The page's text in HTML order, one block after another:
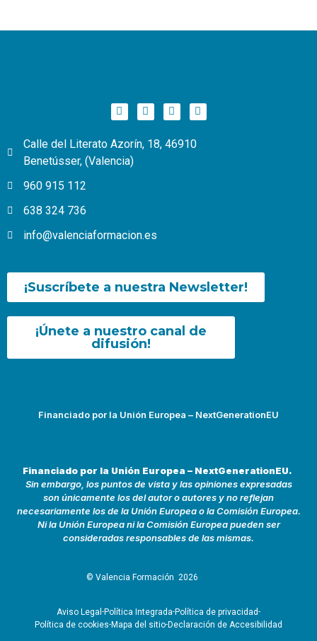
Calle del Literato Azorín, 18, 46910
Benetússer, (Valencia)
960 915 112
638 324 736
info@valenciaformacion.es
¡Suscríbete a nuestra Newsletter!
¡Únete a nuestro canal de
difusión!
Financiado por la Unión Europea – NextGenerationEU
Financiado por la Unión Europea – NextGenerationEU.
Sin embargo, los puntos de vista y las opiniones expresadas
son únicamente los del autor o autores y no reflejan
necesariamente los de la Unión Europea o la Comisión Europea.
Ni la Unión Europea ni la Comisión Europea pueden ser
consideradas responsables de las mismas.
© Valencia Formación 2026
Aviso Legal Política Integrada Política de privacidad
Política de cookies Mapa del sitio Declaración de Accesibilidad